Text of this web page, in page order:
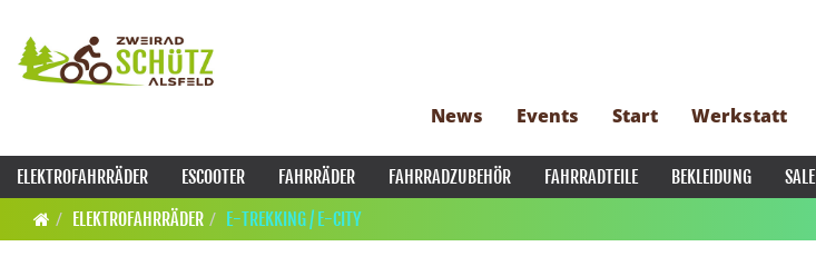
News Events Start Werkstatt
ELEKTROFAHRRÄDER ESCOOTER FAHRRÄDER FAHRRADZUBEHÖR FAHRRADTEILE BEKLEIDUNG SALE
ELEKTROFAHRRÄDER
E-TREKKING / E-CITY